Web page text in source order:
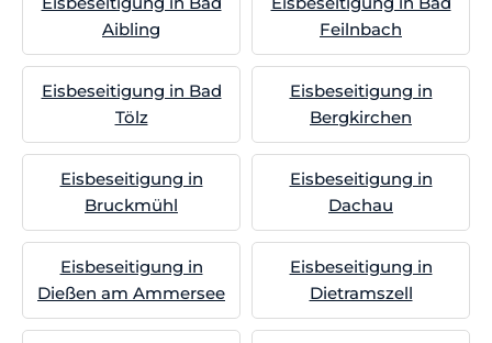
Aibling
Feilnbach
Eisbeseitigung in Bad
Tölz
Eisbeseitigung in
Bergkirchen
Eisbeseitigung in
Bruckmühl
Eisbeseitigung in
Dachau
Eisbeseitigung in
Dießen am Ammersee
Eisbeseitigung in
Dietramszell